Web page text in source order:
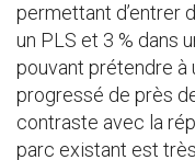
permettant d’entrer
un PLS et 3 % dans
pouvant prétendre à
progressé de près
contraste avec la
parc existant est